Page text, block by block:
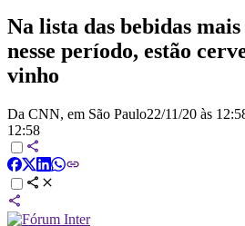
Na lista das bebidas
nesse período, estão
vinho
Da CNN, em São Paulo22/11/20 às
12:58